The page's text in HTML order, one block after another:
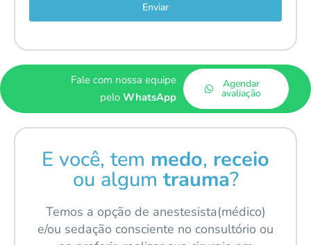
Enviar
Fale com nossa equipe
peloWhatsApp
Agendar
avaliação
E você, tem medo, receio
ou algumtrauma?
Temos a opção de anestesista(médico)
e/ou sedação consciente no consultório ou